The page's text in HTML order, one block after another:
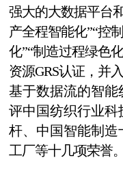
强大的大数据平台
产全程智能化”“控
化”“制造过程绿色
资源GRS认证，并
基于数据流的智
评中国纺织行业
杆、 中国智能制造
工厂等十几项荣誉。